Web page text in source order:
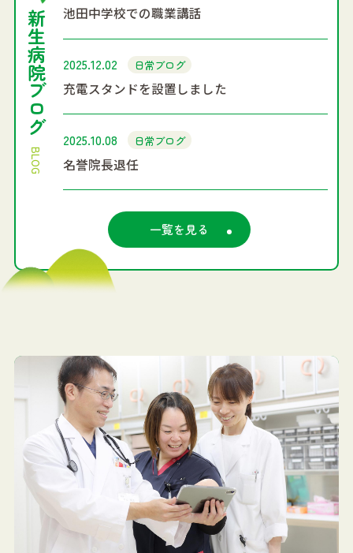
新生病院ブログ
BLOG
池田中学校での職業講話
2025.12.02 日常ブログ
充電スタンドを設置しました
2025.10.08 日常ブログ
名誉院長退任
一覧を見る